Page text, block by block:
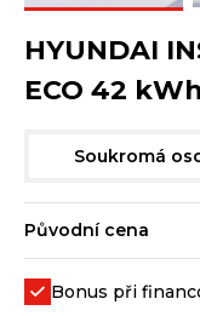
HYUNDAI
ECO 42
Soukromá
Původní cena
Bonus při